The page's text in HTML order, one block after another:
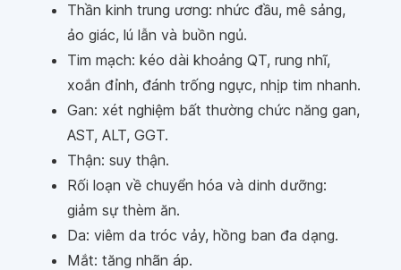
Thần kinh trung ương: nhức đầu, mê sảng,
ảo giác, lú lẫn và buồn ngủ.
Tim mạch: kéo dài khoảng QT, rung nhĩ,
xoắn đỉnh, đánh trống ngực, nhịp tim nhanh.
Gan: xét nghiệm bất thường chức năng gan,
AST, ALT, GGT.
Thận: suy thận.
Rối loạn về chuyển hóa và dinh dưỡng:
giảm sự thèm ăn.
Da: viêm da tróc vảy, hồng ban đa dạng.
Mắt: tăng nhãn áp.